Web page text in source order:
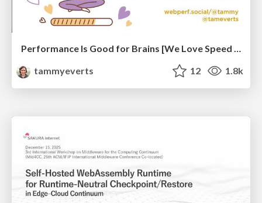
Performance Is Good for Brains [We Love Speed 2024]
tammyeverts
12 1.8k